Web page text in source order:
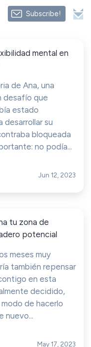
Subscribe!
mental en
de Ana, una
desafío que
estado
desarrollar su
bloqueada
no podía...
Jun 12, 2023
tu zona de
potencial
meses muy
también repensar
en esta
decidido,
de hacerlo
nuevo...
May 17, 2023